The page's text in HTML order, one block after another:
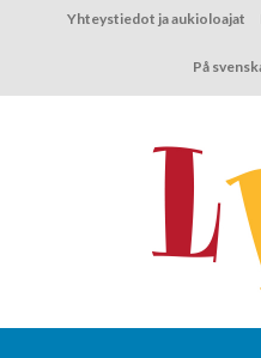
Yhteystiedot ja aukioloajat
På